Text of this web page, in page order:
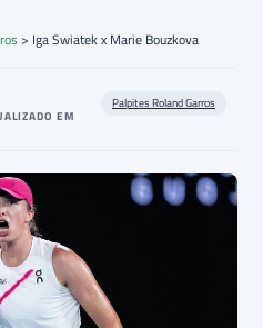
> Iga Swiatek x Marie Bouzkova
EM
Palpites Roland Garros